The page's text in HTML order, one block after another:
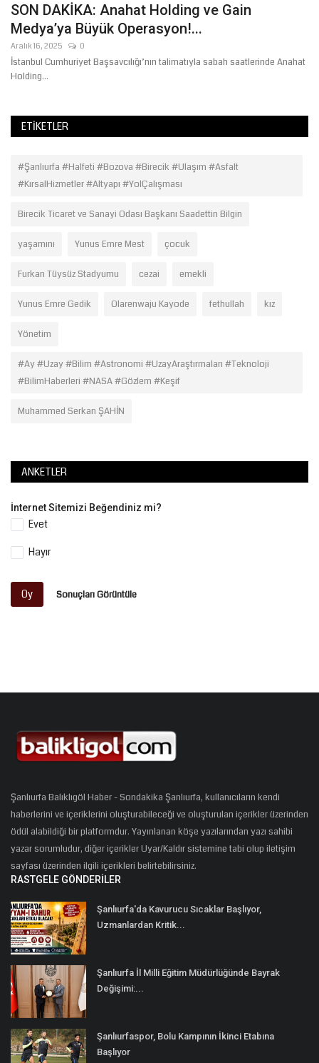
SON DAKİKA: Anahat Holding ve Gain
Medya’ya Büyük Operasyon!...
Aralık 16, 2025 0
İstanbul Cumhuriyet Başsavcılığı’nın talimatıyla sabah saatlerinde Anahat
Holding...
ETIKETLER
#Şanlıurfa #Halfeti #Bozova #Birecik #Ulaşım #Asfalt
#KırsalHizmetler #Altyapı #YolÇalışması
Birecik Ticaret ve Sanayi Odası Başkanı Saadettin Bilgin
yaşamını Yunus Emre Mest çocuk
Furkan Tüysüz Stadyumu cezai emekli
Yunus Emre Gedik Olarenwaju Kayode fethullah kız
Yönetim
#Ay #Uzay #Bilim #Astronomi #UzayAraştırmaları #Teknoloji
#BilimHaberleri #NASA #Gözlem #Keşif
Muhammed Serkan ŞAHİN
ANKETLER
İnternet Sitemizi Beğendiniz mi?
Evet
Hayır
Oy Sonuçları Görüntüle
Şanlıurfa Balıklıgöl Haber - Sondakika Şanlıurfa, kullanıcıların kendi
haberlerini ve içeriklerini oluşturabileceği ve oluşturulan içerikler üzerinden
ödül alabildiği bir platformdur. Yayınlanan köşe yazılarından yazı sahibi
yazar sorumludur, diğer içerikler Uyar/Kaldır sistemine tabi olup iletişim
sayfası üzerinden ilgili içerikleri belirtebilirsiniz.
RASTGELE GÖNDERILER
Şanlıurfa'da Kavurucu Sıcaklar Başlıyor,
Uzmanlardan Kritik...
Şanlıurfa İl Milli Eğitim Müdürlüğünde Bayrak
Değişimi:...
Şanlıurfaspor, Bolu Kampının İkinci Etabına
Başlıyor